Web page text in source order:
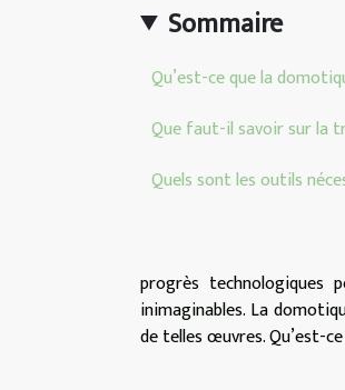
Sommaire
Qu’est-ce que la
Que faut-il savoir sur la
Quels sont les outils
progrès technologiques
inimaginables. La
de telles œuvres. Qu’est-